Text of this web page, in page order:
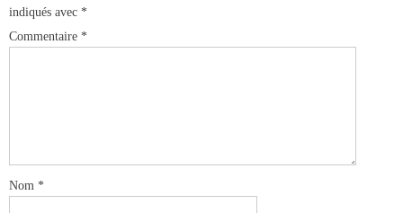
indiqués avec *
Commentaire *
Nom *